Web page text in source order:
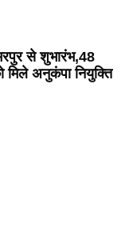
से शुभारंभ,48
मिले अनुकंपा नियुक्ति